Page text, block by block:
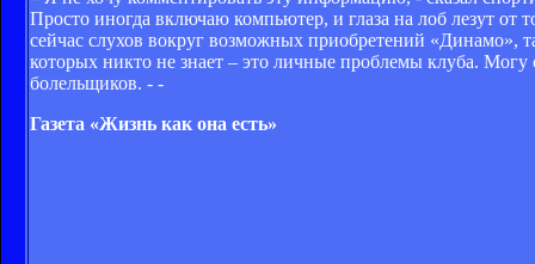
Просто иногда включаю компьютер, и глаза на лоб лезут
сейчас слухов вокруг возможных приобретений «Динамо»,
которых никто не знает – это личные проблемы клуба.
болельщиков. - -
Газета «Жизнь как она есть»